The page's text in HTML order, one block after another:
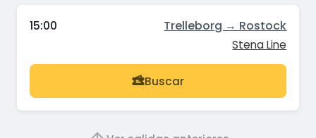
15:00 Trelleborg → Rostock
Stena Line
Buscar